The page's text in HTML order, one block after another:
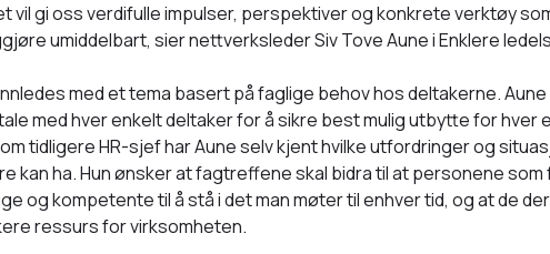
vil gi oss verdifulle impulser, perspektiver og konkrete verktøy
umiddelbart, sier nettverksleder Siv Tove Aune i Enklere
med et tema basert på faglige behov hos deltakerne.
med hver enkelt deltaker for å sikre best mulig utbytte for hver
tidligere HR-sjef har Aune selv kjent hvilke utfordringer og
kan ha. Hun ønsker at fagtreffene skal bidra til at personene som
og kompetente til å stå i det man møter til enhver tid, og at de
ressurs for virksomheten.